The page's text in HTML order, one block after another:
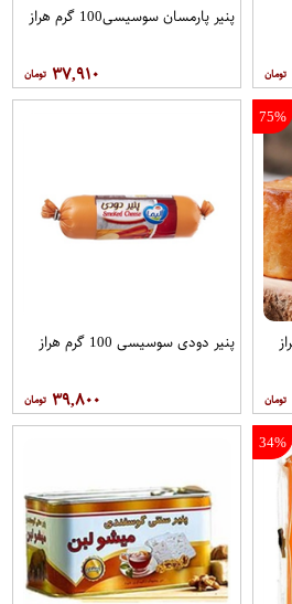
پنیر پارمسان سوسیسی100 گرم هراز
۳۷,۹۱۰
75%
پنیر دودی سوسیسی 100 گرم هراز
۳۹,۸۰۰
34%